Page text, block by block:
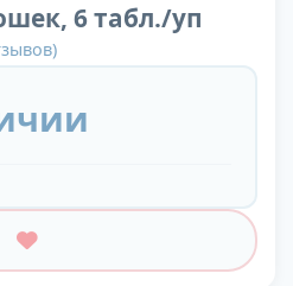
6 табл./уп